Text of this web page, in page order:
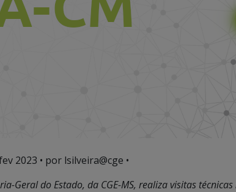
2023 • por lsilveira@cge •
Geral do Estado, da CGE-MS, realiza visitas